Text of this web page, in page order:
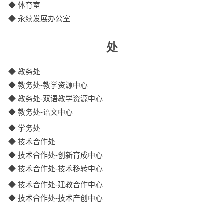
◆ 体育室
◆ 永续发展办公室
处
◆ 教务处
◆ 教务处-教学资源中心
◆ 教务处-双语教学资源中心
◆ 教务处-语文中心
◆ 学务处
◆ 技术合作处
◆ 技术合作处-创新育成中心
◆ 技术合作处-技术移转中心
◆ 技术合作处-建教合作中心
◆ 技术合作处-技术产创中心